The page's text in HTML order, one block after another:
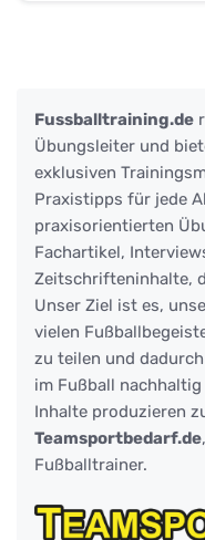
Fussballtraining.de
Übungsleiter und
exklusiven
Praxistipps für jede
praxisorientierten
Fachartikel,
Zeitschrifteninhalte,
Unser Ziel ist es,
vielen
zu teilen und
im Fußball
Inhalte produzieren
Teamsportbedarf.de
Fußballtrainer.